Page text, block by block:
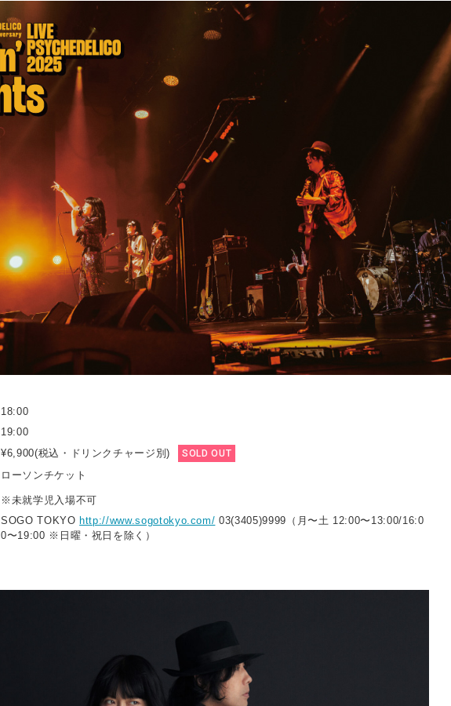
18:00
19:00
¥6,900(税込・ドリンクチャージ別) SOLD OUT
ローソンチケット
※未就学児入場不可
SOGO TOKYO http://www.sogotokyo.com/ 03(3405)9999（月〜土 12:00〜13:00/16:0
0〜19:00 ※日曜・祝日を除く）